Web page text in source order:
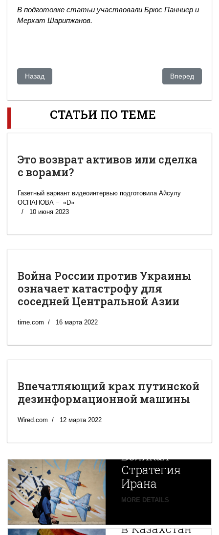
В подготовке статьи участвовали Брюс Панниер и
Мерхат Шарипжанов.
Предыдущий: "Оставил бедолагу": в Казахстане готовы к
Назад Следующий:
Вперед
СТАТЬИ ПО ТЕМЕ
Это возврат активов или сделка
с ворами?
Газетный вариант видеоинтервью подготовила Айсулу
ОСПАНОВА – «D»
10 июня 2023
Война России против Украины
означает катастрофу для
соседней Центральной Азии
time.com 16 марта 2022
Впечатляющий крах путинской
дезинформационной машины
Wired.com 12 марта 2022
Новая
Великая
Стратегия
Ирана
MORE DETAILS
Путин
в Казахстан